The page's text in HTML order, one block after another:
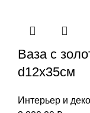
Ваза с
d12x35см
Интерьер и